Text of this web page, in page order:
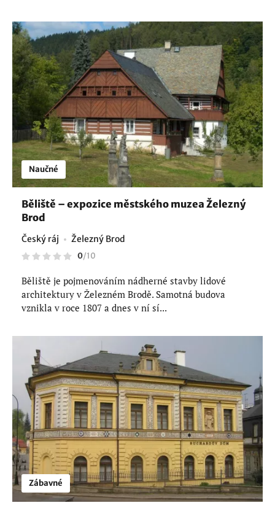
Naučné
Běliště – expozice městského muzea Železný
Brod
Český ráj Železný Brod
0/10
Běliště je pojmenováním nádherné stavby lidové
architektury v Železném Brodě. Samotná budova
vznikla v roce 1807 a dnes v ní sí...
Zábavné